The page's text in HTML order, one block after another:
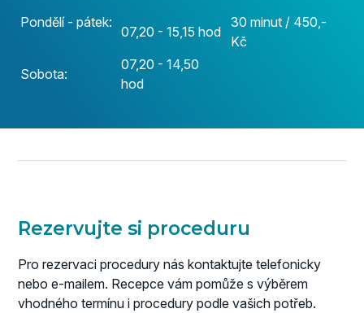
Pondělí - pátek:
07,20 - 15,15 hod
30 minut / 450,-
Kč
Sobota:
07,20 - 14,50
hod
Rezervujte si proceduru
Pro rezervaci procedury nás kontaktujte telefonicky
nebo e-mailem. Recepce vám pomůže s výběrem
vhodného termínu i procedury podle vašich potřeb.